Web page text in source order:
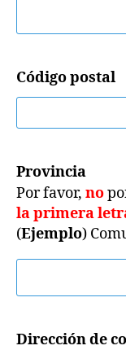
Código postal
Provincia
Por favor, no
la primera
(Ejemplo)
Dirección de